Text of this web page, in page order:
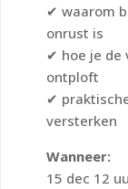
✔ waarom
onrust is
✔ hoe je de
ontploft
✔
versterken
Wanneer:
15 dec 12